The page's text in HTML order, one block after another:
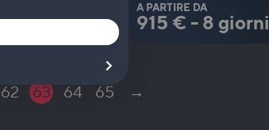
A PARTIRE DA
915 € - 8 giorni
62 63 64 65 →